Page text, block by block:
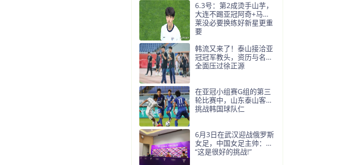
6.3号：第2成烫手山芋，
大连不踢亚冠阿奇+马莱
莱没必要换练好新星更重
要
韩流又来了！泰山接洽亚
冠冠军教头，资历与名气
全面压过徐正源
在亚冠小组赛G组的第三
轮比赛中，山东泰山客场
挑战韩国球队仁
6月3日在武汉迎战俄罗斯
女足，中国女足主帅：
“这是很好的挑战!”